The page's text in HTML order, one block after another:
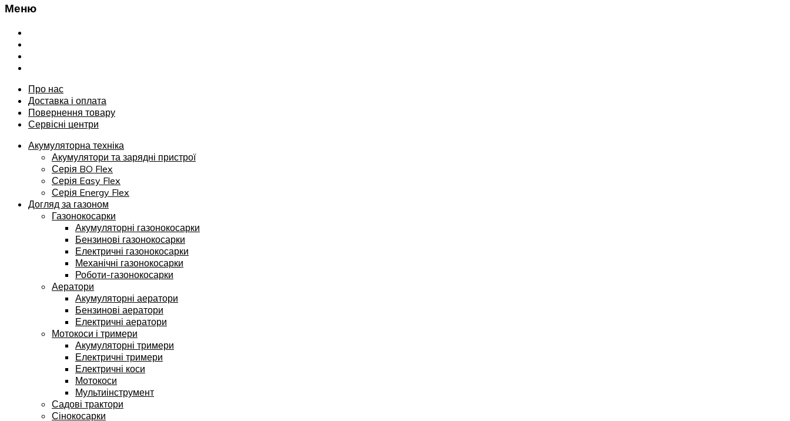
Меню
Переглянути
Про нас
Доставка і оплата
Повернення товару
Сервісні центри
Акумуляторна техніка
Акумулятори та зарядні пристрої
Серія BO Flex
Серія Easy Flex
Серія Energy Flex
Догляд за газоном
Газонокосарки
Акумуляторні газонокосарки
Бензинові газонокосарки
Електричні газонокосарки
Механічні газонокосарки
Роботи-газонокосарки
Аератори
Акумуляторні аератори
Бензинові аератори
Електричні аератори
Мотокоси і тримери
Акумуляторні тримери
Електричні тримери
Електричні коси
Мотокоси
Мультиінструмент
Садові трактори
Сінокосарки